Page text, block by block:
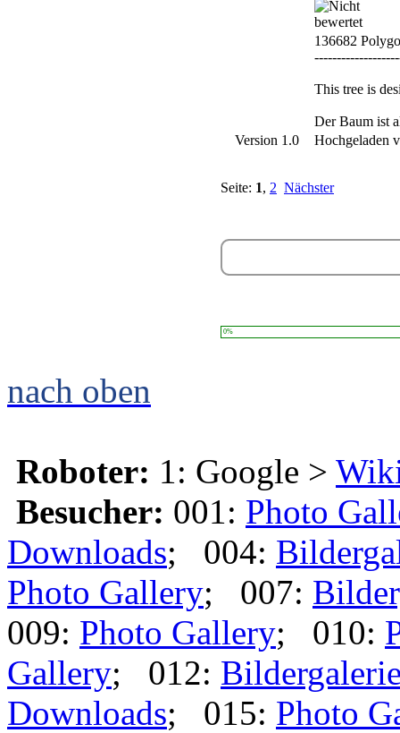
136682
This tree is
Der Baum ist
Version 1.0
Hochgeladen
Seite: 1, 2 Nächster
0%
nach oben
Roboter: 1: Google >
Besucher: 001: Photo
Downloads; 004:
Photo Gallery; 007:
009: Photo Gallery; 010:
Gallery; 012:
Downloads; 015: Photo